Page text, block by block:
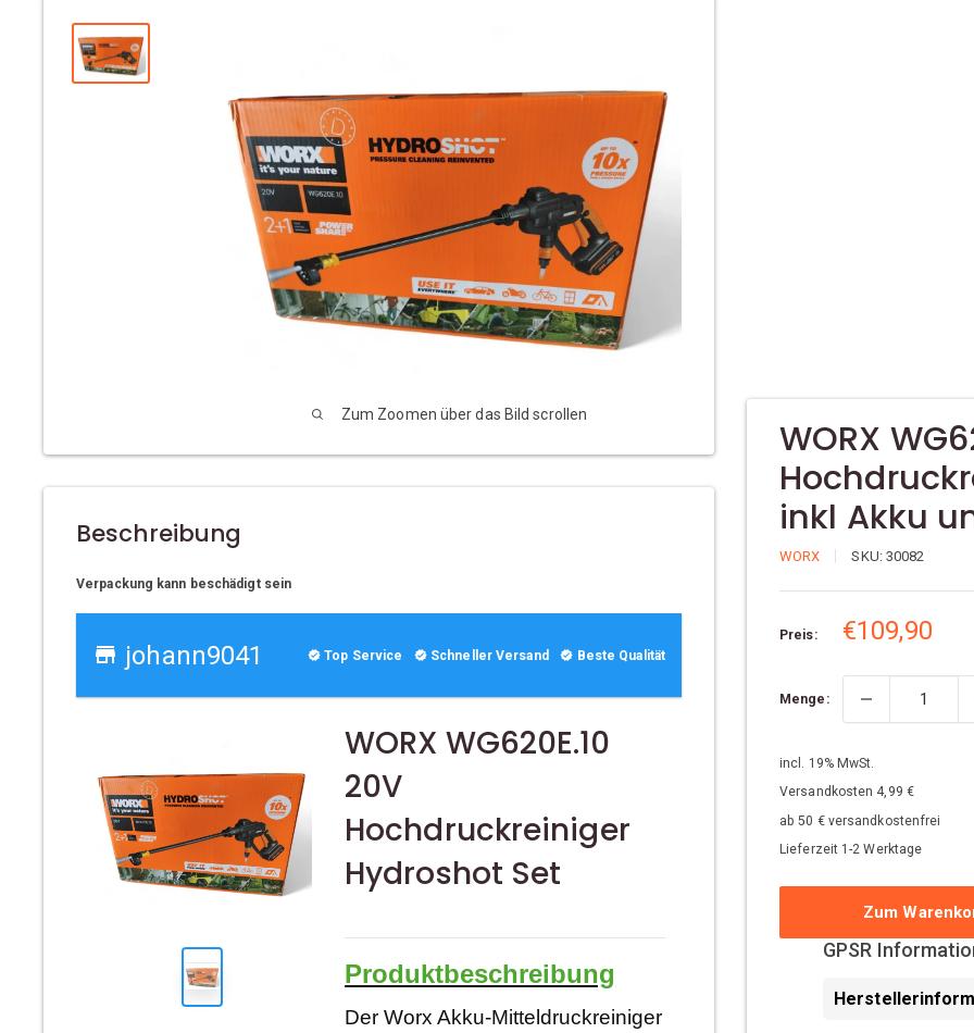
Zum Zoomen über das Bild scrollen
WORX
inkl Akku
WORX SKU: 30082
Preis:
S
n
e
r
p
r
e
i
s
€109,90
Menge:
incl. 19% MwSt.
Versandkosten 4,99 €
ab 50 € versandkostenfrei
Lieferzeit 1-2 Werktage
Zum
GPSR
Beschreibung
Verpackung kann beschädigt sein
johann9041 Top Service Schneller Versand Beste Qualität
WORX WG620E.10
20V
Hochdruckreiniger
Hydroshot Set
Produktbeschreibung
Der Worx Akku-Mitteldruckreiniger